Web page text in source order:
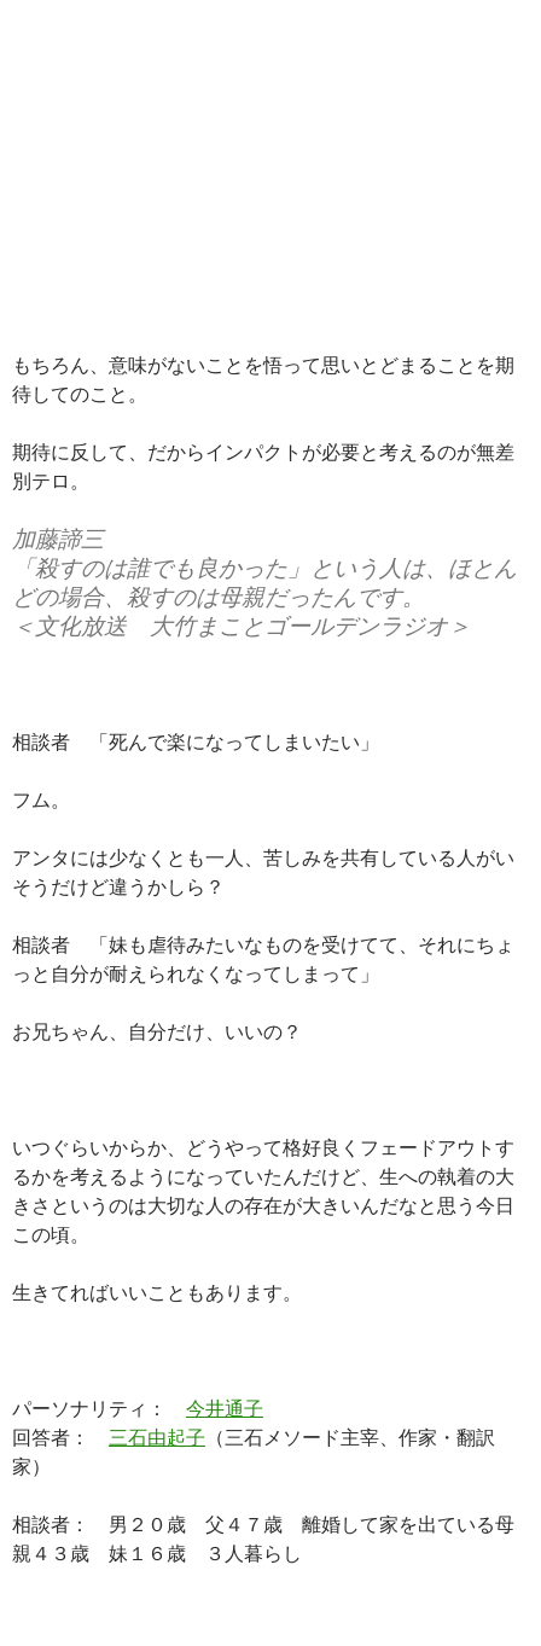
もちろん、意味がないことを悟って思いとどまることを期
待してのこと。
期待に反して、だからインパクトが必要と考えるのが無差
別テロ。
加藤諦三
「殺すのは誰でも良かった」という人は、ほとん
どの場合、殺すのは母親だったんです。
＜文化放送 大竹まことゴールデンラジオ＞
相談者 「死んで楽になってしまいたい」
フム。
アンタには少なくとも一人、苦しみを共有している人がい
そうだけど違うかしら？
相談者 「妹も虐待みたいなものを受けてて、それにちょ
っと自分が耐えられなくなってしまって」
お兄ちゃん、自分だけ、いいの？
いつぐらいからか、どうやって格好良くフェードアウトす
るかを考えるようになっていたんだけど、生への執着の大
きさというのは大切な人の存在が大きいんだなと思う今日
この頃。
生きてればいいこともあります。
パーソナリティ： 今井通子
回答者： 三石由起子 （三石メソード主宰、作家・翻訳
家）
相談者： 男２０歳 父４７歳 離婚して家を出ている母
親４３歳 妹１６歳 ３人暮らし